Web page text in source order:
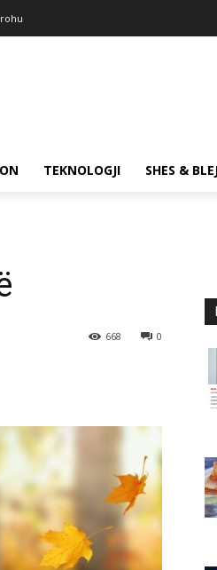
TEKNOLOGJI SHES &
0
668